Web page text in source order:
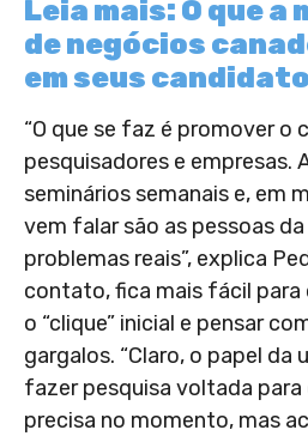
Leia mais: O que a
de negócios
em seus
“O que se faz é promover o
pesquisadores e empresas.
seminários semanais e, em
vem falar são as pessoas
problemas reais”, explica
contato, fica mais fácil para
o “clique” inicial e pensar
gargalos. “Claro, o papel da
fazer pesquisa voltada para
precisa no momento, mas